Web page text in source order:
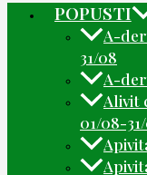
POPUSTI
A-
31/08
A-
Alivit
01/08-